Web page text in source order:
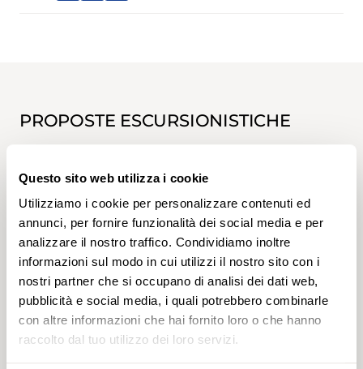
Questo sito web utilizza i cookie
Utilizziamo i cookie per personalizzare contenuti ed
annunci, per fornire funzionalità dei social media e per
analizzare il nostro traffico. Condividiamo inoltre
informazioni sul modo in cui utilizzi il nostro sito con i
nostri partner che si occupano di analisi dei dati web,
pubblicità e social media, i quali potrebbero combinarle
con altre informazioni che hai fornito loro o che hanno
raccolto dal tuo utilizzo dei loro servizi.
PROPOSTE ESCURSIONISTICHE